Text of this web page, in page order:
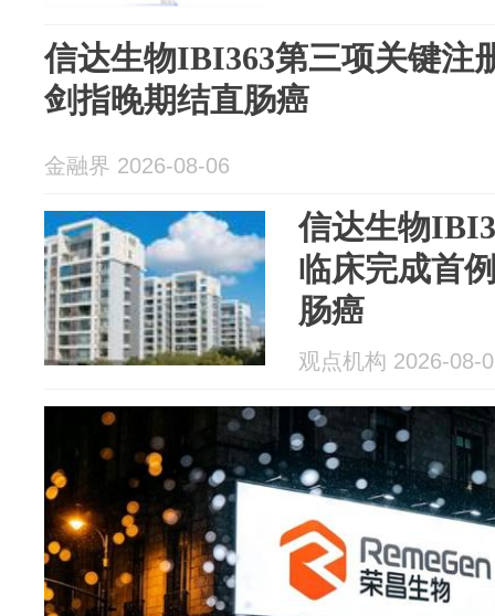
信达生物IBI363第三项关键注
剑指晚期结直肠癌
金融界 2026-08-06
信达生物
临床完成首
肠癌
观点机构 2026-08-